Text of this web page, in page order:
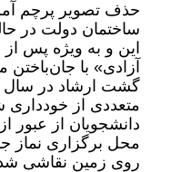
حذف تصویر پرچم
ساختمان دولت در
این و به ویژه پس
آزادی» با
متعددی از
دانشجویان از عبور
محل برگزاری نماز
روی زمین نقاشی